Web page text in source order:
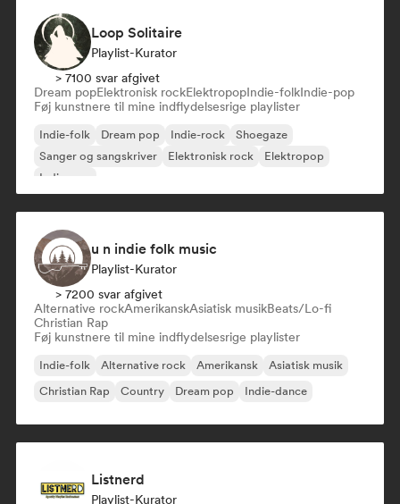
Loop Solitaire
Playlist-Kurator
> 7100 svar afgivet
Dream popElektronisk rockElektropopIndie-folkIndie-pop
Føj kunstnere til mine indflydelsesrige playlister
Indie-folk Dream pop Indie-rock
Shoegaze
Sanger og sangskriver
Elektronisk rock
Elektropop
Indie-pop
u n indie folk music
Playlist-Kurator
> 7200 svar afgivet
Alternative rockAmerikanskAsiatisk musikBeats/Lo-fi
Christian Rap
Føj kunstnere til mine indflydelsesrige playlister
Indie-folk Alternative rock Amerikansk
Asiatisk musik
Christian Rap
Country Dream pop Indie-dance
Listnerd
Playlist-Kurator